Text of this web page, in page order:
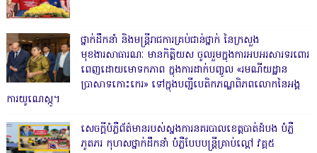
ថ្នាក់ដឹកនាំ និងមន្ត្រីរាជការគ្រប់ជាន់ថ្នាក់ នៃក្រសួង
មុខងារសាធារណៈ មានកិត្តិយស ចូលរួមក្នុងការអបអរសារទរពោរ
ពេញដោយមោទកភាព ក្នុងការដាក់បញ្ចូល «រមណីយដ្ឋាន
ប្រាសាទកោះកេរ» ទៅក្នុងបញ្ជីបេតិកភណ្ឌពិភពលោកនៃអង្គ
ការយូណេស្កូ។
សេចក្តីបំភ្លឺព័ត៌មានរបស់ស្នងការនគរបាលខេត្តបាត់ដំបង បំភ្លឺ
ភូតភរ កុហសថ្នាក់ដឹកនាំ បំភ្លឺបែបបន្ត្រីគ្រាប់ល្ពៅ វគ្គ៥